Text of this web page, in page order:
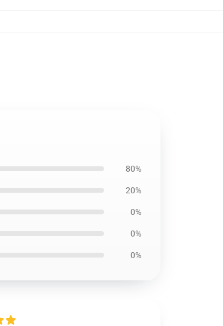
80%
20%
0%
0%
0%